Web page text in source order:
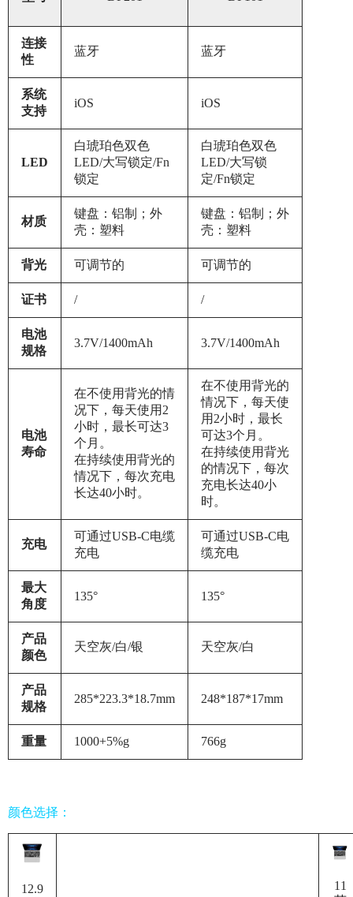
连接
性
蓝牙 蓝牙
系统
支持
iOS iOS
LED
白琥珀色双色
LED/大写锁定/Fn
锁定
白琥珀色双色
LED/大写锁
定/Fn锁定
材质
键盘：铝制；外
壳：塑料
键盘：铝制；外
壳：塑料
背光 可调节的 可调节的
证书 / /
电池
规格
3.7V/1400mAh 3.7V/1400mAh
电池
寿命
在不使用背光的情
况下，每天使用2
小时，最长可达3
个月。
在持续使用背光的
情况下，每次充电
长达40小时。
在不使用背光的
情况下，每天使
用2小时，最长
可达3个月。
在持续使用背光
的情况下，每次
充电长达40小
时。
充电
可通过USB-C电缆
充电
可通过USB-C电
缆充电
最大
角度
135° 135°
产品
颜色
天空灰/白/银 天空灰/白
产品
规格
285*223.3*18.7mm 248*187*17mm
重量 1000+5%g 766g
颜色选择：
12.9
11